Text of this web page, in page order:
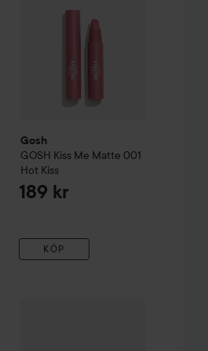
Gosh
GOSH Kiss Me Matte 001
Hot Kiss
189 kr
KÖP